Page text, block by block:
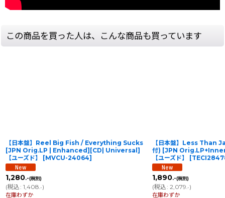
この商品を買った人は、こんな商品も買っています
【日本盤】Reel Big Fish / Everything Sucks
[JPN Orig.LP | Enhanced][CD| Universal]
【ユーズド】
[MVCU-24064]
1,280.-(税別)
(税込: 1,408 .-)
在庫わずか
【日本盤】Less Than
付) [JPN
【ユーズド】
[
1,890.-(税別)
(税込: 2,079 .-)
在庫わずか